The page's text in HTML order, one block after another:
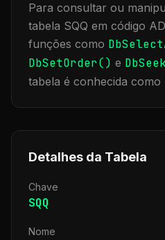
Para consultar ou
tabela SQQ em código
funções como
DbSetOrder() e
tabela é conhecida como
Detalhes da Tabela
Chave
SQQ
Nome